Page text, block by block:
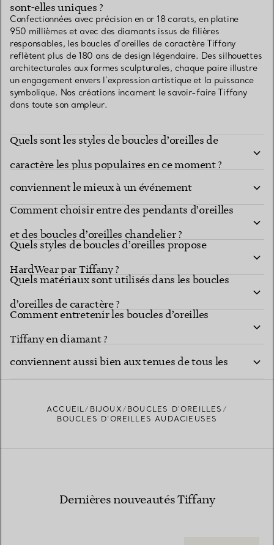
sont-elles uniques ?
Confectionnées avec précision en or 18 carats, en platine
950 millièmes et avec des diamants issus de filières
responsables, les boucles d’oreilles de caractère Tiffany
reflètent plus de 180 ans de design légendaire. Des silhouettes
architecturales aux formes sculpturales, chaque paire illustre
un engagement envers l’expression artistique et la puissance
symbolique. Nos créations incarnent le savoir-faire Tiffany
dans toute son ampleur.
Quels sont les styles de boucles d’oreilles de
caractère les plus populaires en ce moment ?
Quelles collections de boucles d’oreilles Tiffany
conviennent le mieux à un événement
important ?
Comment choisir entre des pendants d’oreilles
et des boucles d’oreilles chandelier ?
Quels styles de boucles d’oreilles propose
HardWear par Tiffany ?
Quels matériaux sont utilisés dans les boucles
d’oreilles de caractère ?
Comment entretenir les boucles d’oreilles
Tiffany en diamant ?
Quels styles de boucles d’oreilles de caractère
conviennent aussi bien aux tenues de tous les
ACCUEIL BIJOUX
BOUCLES D’OREILLES
BOUCLES D’OREILLES AUDACIEUSES
Dernières nouveautés Tiffany